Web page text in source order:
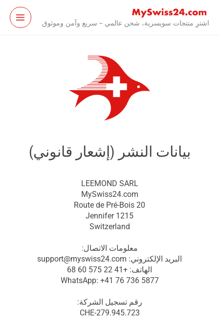
المحتوىاشترِ منتجات سويسرية، شحن عالمي – سريع وآمن وموثوق
بيانات النشر (إشعار قانوني)
LEEMOND SARL
MySwiss24.com
Route de Pré-Bois 20
1215 Jennifer
Switzerland
معلومات الاتصال:
البريد الإلكتروني: support@myswiss24.com
الهاتف: +41 22 575 60 68
WhatsApp: +41 76 736 5877
رقم تسجيل الشركة:
CHE-279.945.723